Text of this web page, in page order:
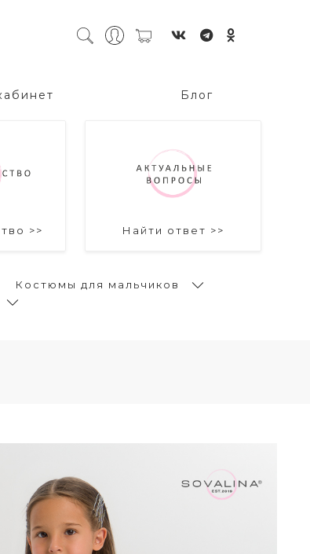
Блог
>> Найти ответ >>
Костюмы для мальчиков